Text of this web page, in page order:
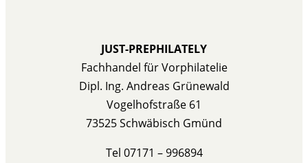
JUST-PREPHILATELY
Fachhandel für Vorphilatelie
Dipl. Ing. Andreas Grünewald
Vogelhofstraße 61
73525 Schwäbisch Gmünd
Tel 07171 – 996894